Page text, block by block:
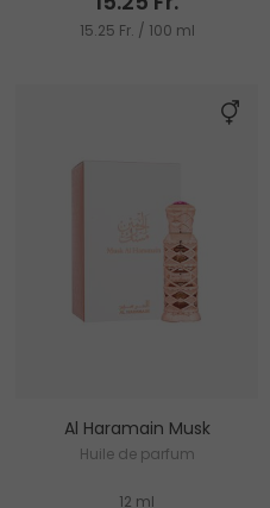
15.25 Fr. / 100 ml
Al Haramain Musk
Huile de parfum
12 ml